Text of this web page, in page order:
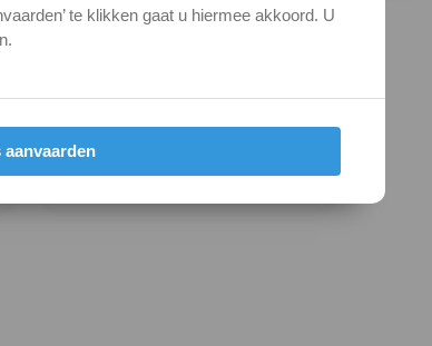
te klikken gaat u hiermee akkoord. U
aanvaarden